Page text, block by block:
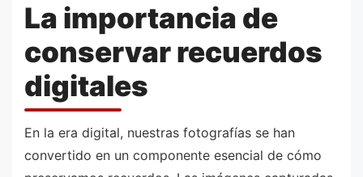
La importancia de
conservar recuerdos
digitales
En la era digital, nuestras fotografías se han
convertido en un componente esencial de cómo